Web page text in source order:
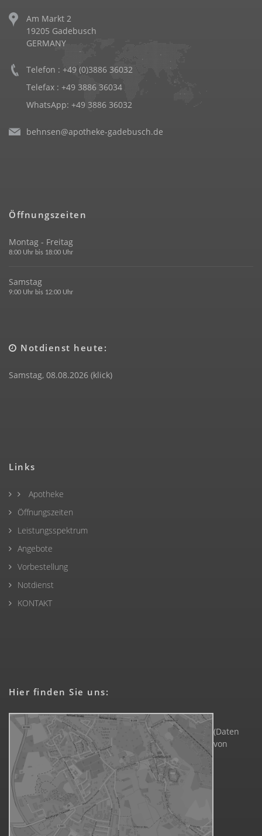
Am Markt 2
19205 Gadebusch
GERMANY
Telefon : +49 (0)3886 36032
Telefax : +49 3886 36034
WhatsApp: +49 3886 36032
behnsen@apotheke-gadebusch.de
Öffnungszeiten
Montag - Freitag
8:00 Uhr bis 18:00 Uhr
Samstag
9:00 Uhr bis 12:00 Uhr
Notdienst heute:
Samstag, 08.08.2026 (klick)
Links
Apotheke
Öffnungszeiten
Leistungsspektrum
Angebote
Vorbestellung
Notdienst
KONTAKT
Hier finden Sie uns:
(Daten
von